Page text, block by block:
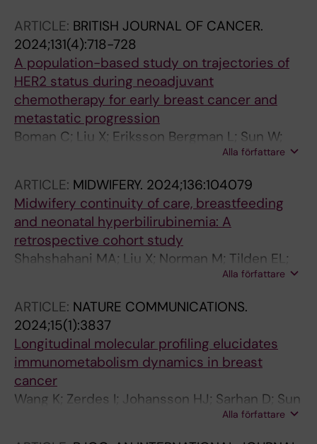
ARTICLE: BRITISH JOURNAL OF CANCER.
2024;131(4):718-728
A population-based study on trajectories of
HER2 status during neoadjuvant
chemotherapy for early breast cancer and
metastatic progression
Boman C; Liu X; Eriksson Bergman L; Sun W;
Tranchell C; Toli MA; Acs B; Bergh J; Foukakis T;
Alla författare
ARTICLE: MIDWIFERY. 2024;136:104079
Midwifery continuity of care, breastfeeding
and neonatal hyperbilirubinemia: A
retrospective cohort study
Shahshahani MA; Liu X; Norman M; Tilden EL;
Alla författare
ARTICLE: NATURE COMMUNICATIONS.
2024;15(1):3837
Longitudinal molecular profiling elucidates
immunometabolism dynamics in breast
cancer
Wang K; Zerdes I; Johansson HJ; Sarhan D; Sun
Y; Kanellis DC; Sifakis EG; Mezheyeuski A; Liu
Alla författare